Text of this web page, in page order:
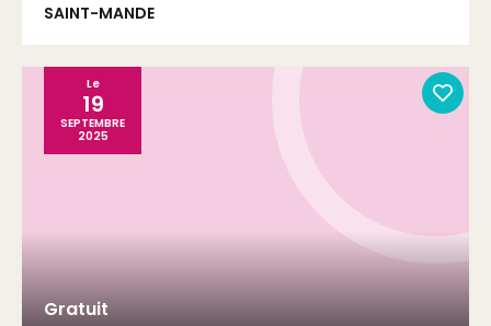
SAINT-MANDE
Gratuit
Le
19
SEPTEMBRE
2025